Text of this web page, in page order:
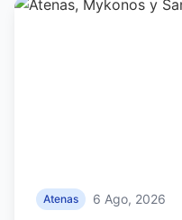
Atenas 6 Ago, 2026